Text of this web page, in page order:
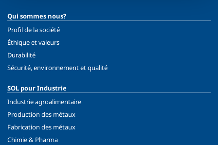
Qui sommes nous?
Profil de la société
Éthique et valeurs
Durabilité
Sécurité, environnement et qualité
SOL pour Industrie
Industrie agroalimentaire
Production des métaux
Fabrication des métaux
Chimie & Pharma